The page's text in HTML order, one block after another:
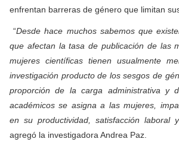
enfrentan barreras de género que limitan
“Desde hace muchos sabemos que
que afectan la tasa de publicación de las
mujeres científicas tienen usualmente
investigación producto de los sesgos de
proporción de la carga administrativa y
académicos se asigna a las mujeres,
en su productividad, satisfacción laboral
agregó la investigadora Andrea Paz.